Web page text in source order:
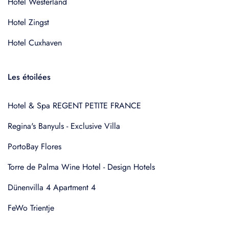
Hotel Zingst
Hotel Cuxhaven
Les étoilées
Hotel & Spa REGENT PETITE FRANCE
Regina's Banyuls - Exclusive Villa
PortoBay Flores
Torre de Palma Wine Hotel - Design Hotels
Dünenvilla 4 Apartment 4
FeWo Trientje